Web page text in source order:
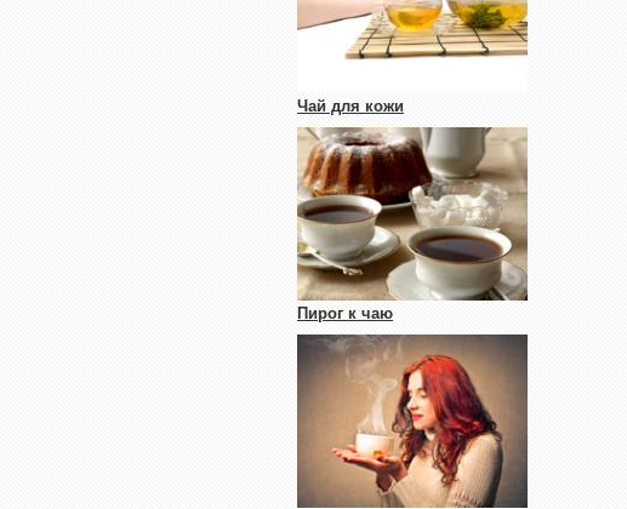
Чай для кожи
Пирог к чаю